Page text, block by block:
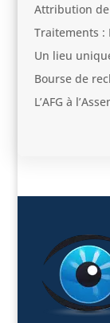
Attribution de
Traitements :
Un lieu
Bourse de
L’AFG à